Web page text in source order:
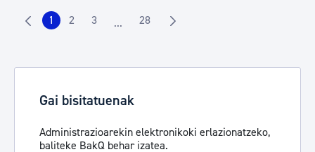
Orrialdea
1 Orrialdea
2 Orrialdea
3 ...Intermediate Pages Use TAB to navigate.
Orrialdea
28
Gai bisitatuenak
Administrazioarekin elektronikoki erlazionatzeko,
baliteke BakQ behar izatea.